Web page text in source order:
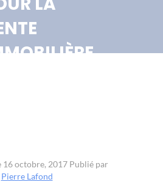
octobre, 2017 Publié par
Pierre Lafond